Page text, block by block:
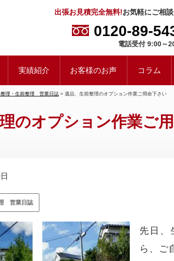
出張お見積完全無料!お気軽にご相談
0120-89-
電話受付 9:00～
実績紹介 お客様のお声 コラム
整理・生前整理 営業日誌 > 遺品、生前整理のオプション作業ご用命下さい
のオプション作業ご
営業日誌
先日、
ら、ご